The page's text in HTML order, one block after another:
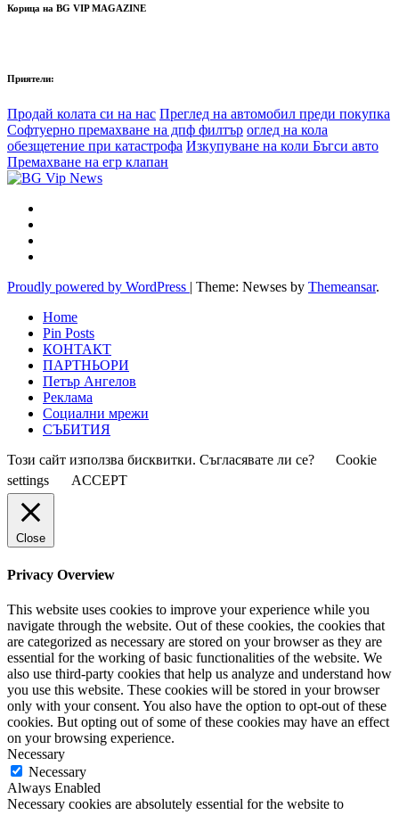
Корица на BG VIP MAGAZINE
Приятели:
Продай колата си на нас Преглед на автомобил преди покупка
Софтуерно премахване на дпф филтър оглед на кола
обезщетение при катастрофа Изкупуване на коли Бъгси авто
Премахване на егр клапан
Proudly powered by WordPress | Theme: Newses by Themeansar.
Home
Pin Posts
КОНТАКТ
ПАРТНЬОРИ
Петър Ангелов
Реклама
Социални мрежи
СЪБИТИЯ
Този сайт използва бисквитки. Съгласявате ли се?
Cookie
settings
ACCEPT
Close
Privacy Overview
This website uses cookies to improve your experience while you
navigate through the website. Out of these cookies, the cookies that
are categorized as necessary are stored on your browser as they are
essential for the working of basic functionalities of the website. We
also use third-party cookies that help us analyze and understand how
you use this website. These cookies will be stored in your browser
only with your consent. You also have the option to opt-out of these
cookies. But opting out of some of these cookies may have an effect
on your browsing experience.
Necessary
Necessary
Always Enabled
Necessary cookies are absolutely essential for the website to